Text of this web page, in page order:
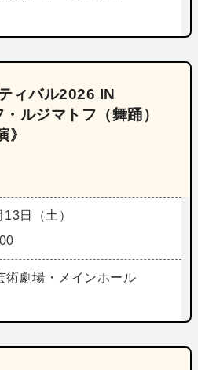
ィバル2026 IN
ルジマトフ（舞踊）
日（土）
術劇場・メインホール